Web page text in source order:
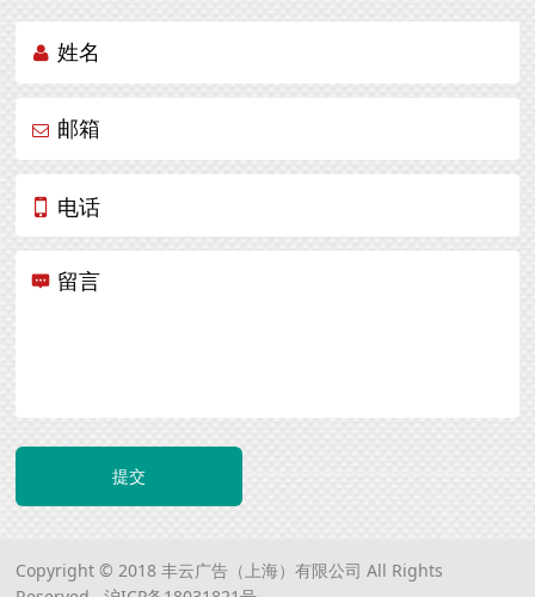
姓名
邮箱
电话
留言
提交
Copyright © 2018 丰云广告（上海）有限公司 All Rights